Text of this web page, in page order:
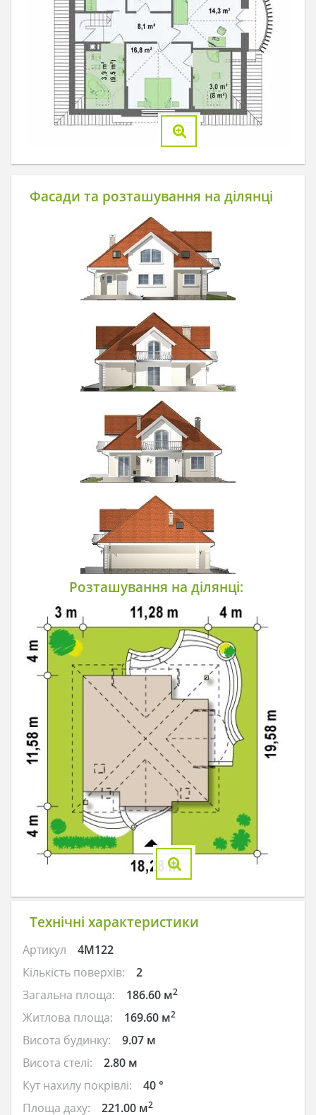
Фасади та розташування на ділянці
Розташування на ділянці:
Технічні характеристики
Артикул
4M122
Кількість поверхів:
2
Загальна площа:
186.60 м2
Житлова площа: 169.60 м2
Висота будинку:
9.07 м
Висота стелі:
2.80 м
Кут нахилу покрівлі:
40 °
Площа даху:
221.00 м2